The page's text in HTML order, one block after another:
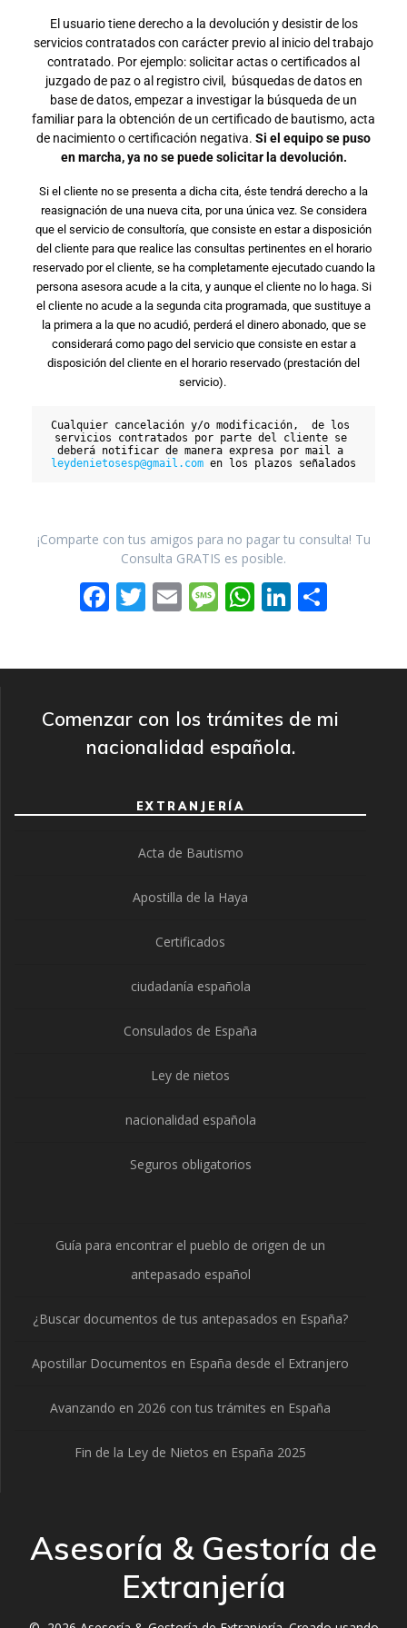
El usuario tiene derecho a la devolución y desistir de los
servicios contratados con carácter previo al inicio del trabajo
contratado. Por ejemplo: solicitar actas o certificados al
juzgado de paz o al registro civil, búsquedas de datos en
base de datos, empezar a investigar la búsqueda de un
familiar para la obtención de un certificado de bautismo, acta
de nacimiento o certificación negativa. Si el equipo se puso
en marcha, ya no se puede solicitar la devolución.
Si el cliente no se presenta a dicha cita, éste tendrá derecho a la
reasignación de una nueva cita, por una única vez. Se considera
que el servicio de consultoría, que consiste en estar a disposición
del cliente para que realice las consultas pertinentes en el horario
reservado por el cliente, se ha completamente ejecutado cuando la
persona asesora acude a la cita, y aunque el cliente no lo haga. Si
el cliente no acude a la segunda cita programada, que sustituye a
la primera a la que no acudió, perderá el dinero abonado, que se
considerará como pago del servicio que consiste en estar a
disposición del cliente en el horario reservado (prestación del
servicio).
Cualquier cancelación y/o modificación,  de los
servicios contratados por parte del cliente se
leydenietosesp@gmail.com en los plazos señalados
¡Comparte con tus amigos para no pagar tu consulta! Tu
Consulta GRATIS es posible.
F
o
o
T E M
g
e
W
A
p
Li
dI ar
Comenzar con los trámites de mi
nacionalidad española.
EXTRANJERÍA
Acta de Bautismo
Apostilla de la Haya
Certificados
ciudadanía española
Consulados de España
Ley de nietos
nacionalidad española
Seguros obligatorios
Guía para encontrar el pueblo de origen de un
antepasado español
¿Buscar documentos de tus antepasados en España?
Apostillar Documentos en España desde el Extranjero
Avanzando en 2026 con tus trámites en España
Fin de la Ley de Nietos en España 2025
Asesoría & Gestoría de
Extranjería